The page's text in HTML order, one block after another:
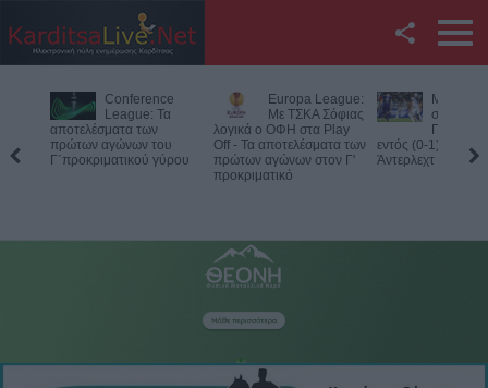
Twitter
YouTube
RSS
Επικοινωνία με το
KarditsaLive.Net
Conference
League: Τα
αποτελέσματα των
πρώτων αγώνων του
Γ΄προκριματικού γύρου
Europa League:
Με ΤΣΚΑ Σόφιας
λογικά ο ΟΦΗ στα Play
Off - Τα αποτελέσματα των
πρώτων αγώνων στον Γ'
προκριματικό
Με την
στον
ΠΑΟΚ -
εντός (0-1) από
Άντερλεχτ